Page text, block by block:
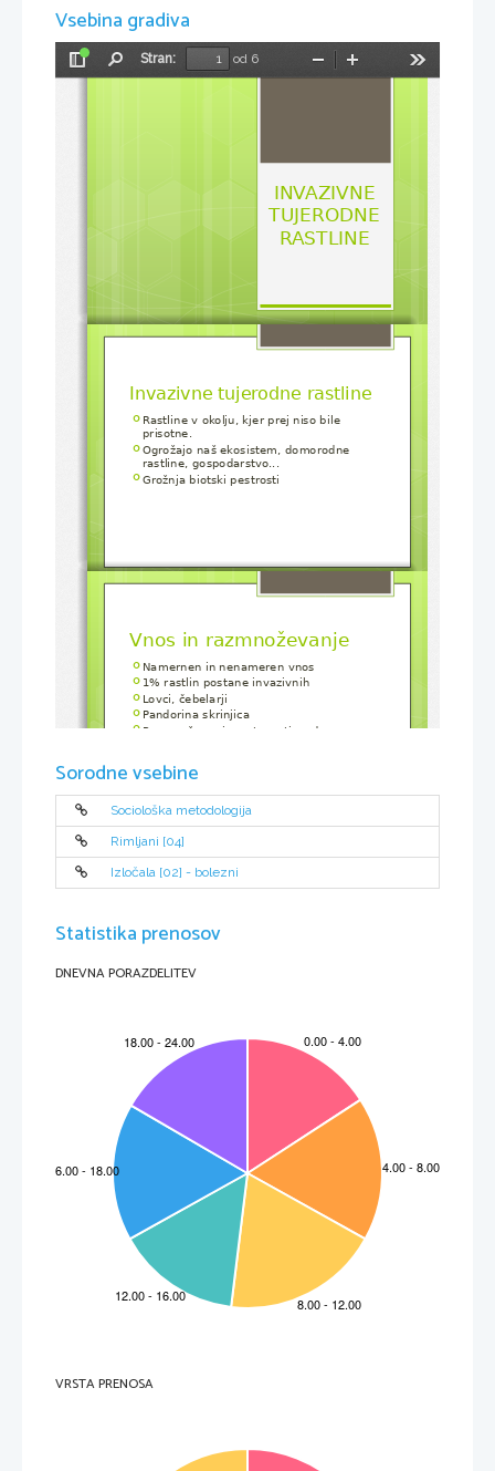
Vsebina gradiva
Preklopi
Stran:
od 6
Pomanjšaj
INVAZIVNE
TUJERODNE
RASTLINE
Invazivne tujerodne rastline

Rastline v okolju, kjer prej niso bile
prisotne.
 Ogrožajo naš ekosistem, domorodne
rastline, gospodarstvo...
 Grožnja biotski pestrosti
Vnos in razmnoževanje
 Namernen in nenameren vnos
 1% rastlin postane invazivnih
 Lovci, čebelarji
 Pandorina skrinjica

Razmnoževanje: veter, ptice, druge
Ukrepanje
pri oranju, rastline zažgemo, obveščanje
Sorodne vsebine
Sociološka metodologija
Rimljani [04]
Izločala [02] - bolezni
Statistika prenosov
DNEVNA PORAZDELITEV
VRSTA PRENOSA